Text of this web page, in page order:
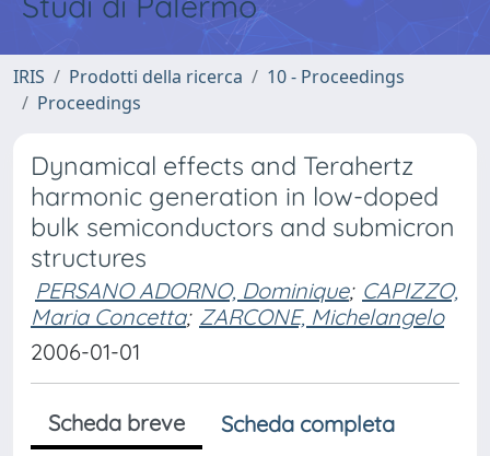
IRIS Prodotti della ricerca
10 - Proceedings
Proceedings
Dynamical effects and Terahertz
harmonic generation in low-doped
bulk semiconductors and submicron
structures
PERSANO ADORNO, Dominique; CAPIZZO,
Maria Concetta; ZARCONE, Michelangelo
2006-01-01
Scheda breve
Scheda completa